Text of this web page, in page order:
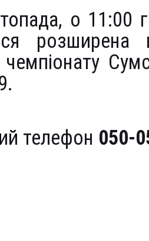
о 11:00
розширена
телефон 050-